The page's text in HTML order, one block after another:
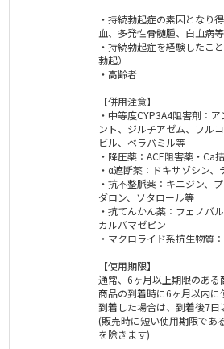
・持続勃起症の素因となり
血、多発性骨髄腫、白血病
・持続勃起症を経験したこ
勃起）
・高齢者
【併用注意】
・中等度CYP3A4阻害剤：
ント、ジルチアゼム、フル
ビル、ベラパミル等
・降圧薬：ACE阻害薬・Ca
・α遮断薬：ドキサゾシン、
・抗不整脈薬：キニジン、
ダロン、ソタロール等
・抗てんかん薬：フェノバ
カルバマゼピン
・マクロライド系抗生物質
【使用期限】
通常、6ヶ月以上期限のある
商品の到着時に6ヶ月以内
到着した場合は、到着後7日
(販売時に短い使用期限であ
を除きます)